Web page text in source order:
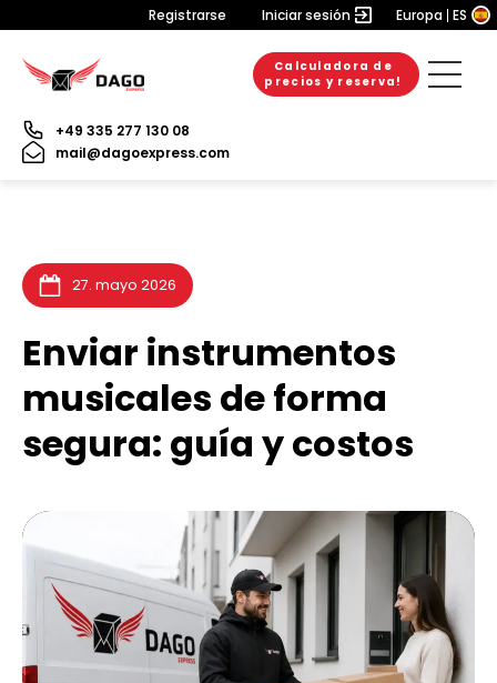
Registrarse Iniciar sesión Europa ES
Calculadora de
precios y reserva!
+49 335 277 130 08
mail@dagoexpress.com
27. mayo 2026
Enviar instrumentos
musicales de forma
segura: guía y costos
6. agosto 2026
20. julio 2026
6. julio 2026